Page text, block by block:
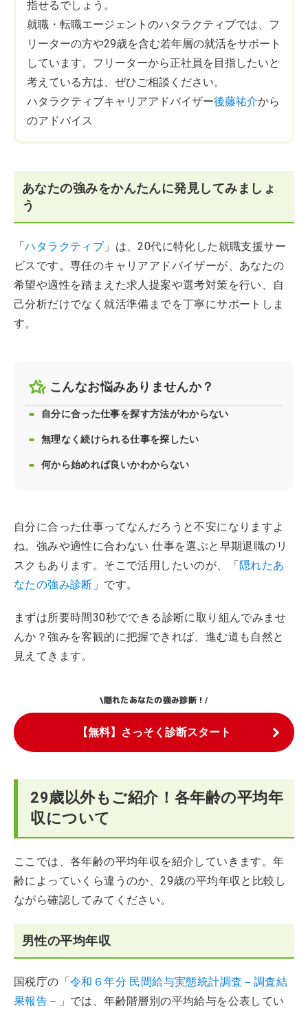
指せるでしょう。
就職・転職エージェントのハタラクティブでは、フ
リーターの方や29歳を含む若年層の就活をサポート
しています。フリーターから正社員を目指したいと
考えている方は、ぜひご相談ください。
ハタラクティブキャリアアドバイザー後藤祐介から
のアドバイス
あなたの強みをかんたんに発見してみましょ
う
「ハタラクティブ 」は、20代に特化した就職支援サー
ビスです。専任のキャリアアドバイザーが、あなたの
希望や適性を踏まえた求人提案や選考対策を行い、自
己分析だけでなく就活準備までを丁寧にサポートしま
す。
こんなお悩みありませんか？
自分に合った仕事を探す方法がわからない
無理なく続けられる仕事を探したい
何から始めれば良いかわからない
自分に合った仕事ってなんだろうと不安になりますよ
ね。強みや適性に合わない 仕事を選ぶと早期退職のリ
スクもあります。そこで活用したいのが、「隠れたあ
なたの強み診断 」です。
まずは所要時間30秒でできる診断に取り組んでみませ
んか？強みを客観的に把握できれば、進む道も自然と
見えてきます。
\隠れたあなたの強み診断！/
【無料】さっそく診断スタート
29歳以外もご紹介！各年齢の平均年
収について
ここでは、各年齢の平均年収を紹介していきます。年
齢によっていくら違うのか、29歳の平均年収と比較し
ながら確認してみてください。
男性の平均年収
国税庁の「令和６年分 民間給与実態統計調査－調査結
果報告－ 」では、年齢階層別の平均給与を公表してい